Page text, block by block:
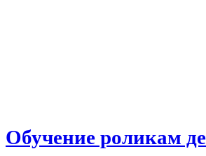
Обучение роликам